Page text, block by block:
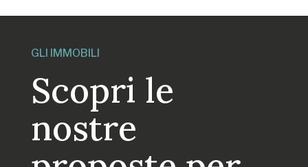
GLI IMMOBILI
Scopri le
nostre